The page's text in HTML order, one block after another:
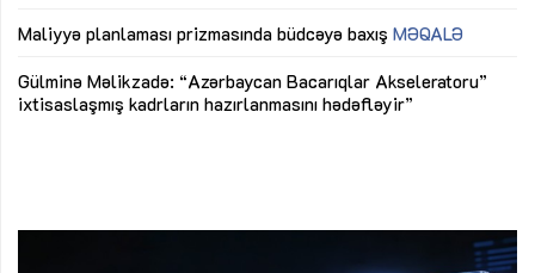
Maliyyə planlaması prizmasında büdcəyə baxış MƏQALƏ
Gülminə Məlikzadə: “Azərbaycan Bacarıqlar Akseleratoru”
ixtisaslaşmış kadrların hazırlanmasını hədəfləyir”